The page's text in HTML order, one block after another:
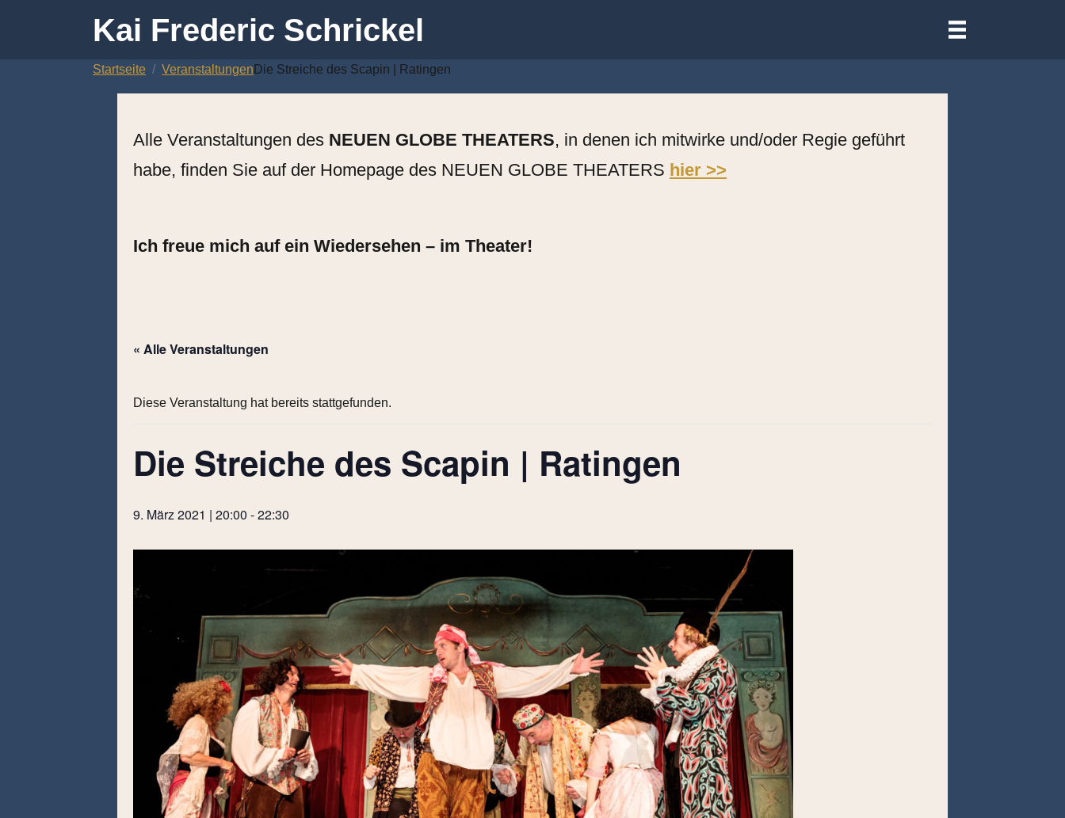
Kai Frederic Schrickel III
Startseite Veranstaltungen Die Streiche des Scapin | Ratingen
Alle Veranstaltungen des NEUEN GLOBE THEATERS, in denen ich mitwirke und/oder Regie geführt
habe, finden Sie auf der Homepage des NEUEN GLOBE THEATERS hier >>
Ich freue mich auf ein Wiedersehen – im Theater!
« Alle Veranstaltungen
Diese Veranstaltung hat bereits stattgefunden.
Die Streiche des Scapin | Ratingen
9. März 2021 | 20:00 -22:30